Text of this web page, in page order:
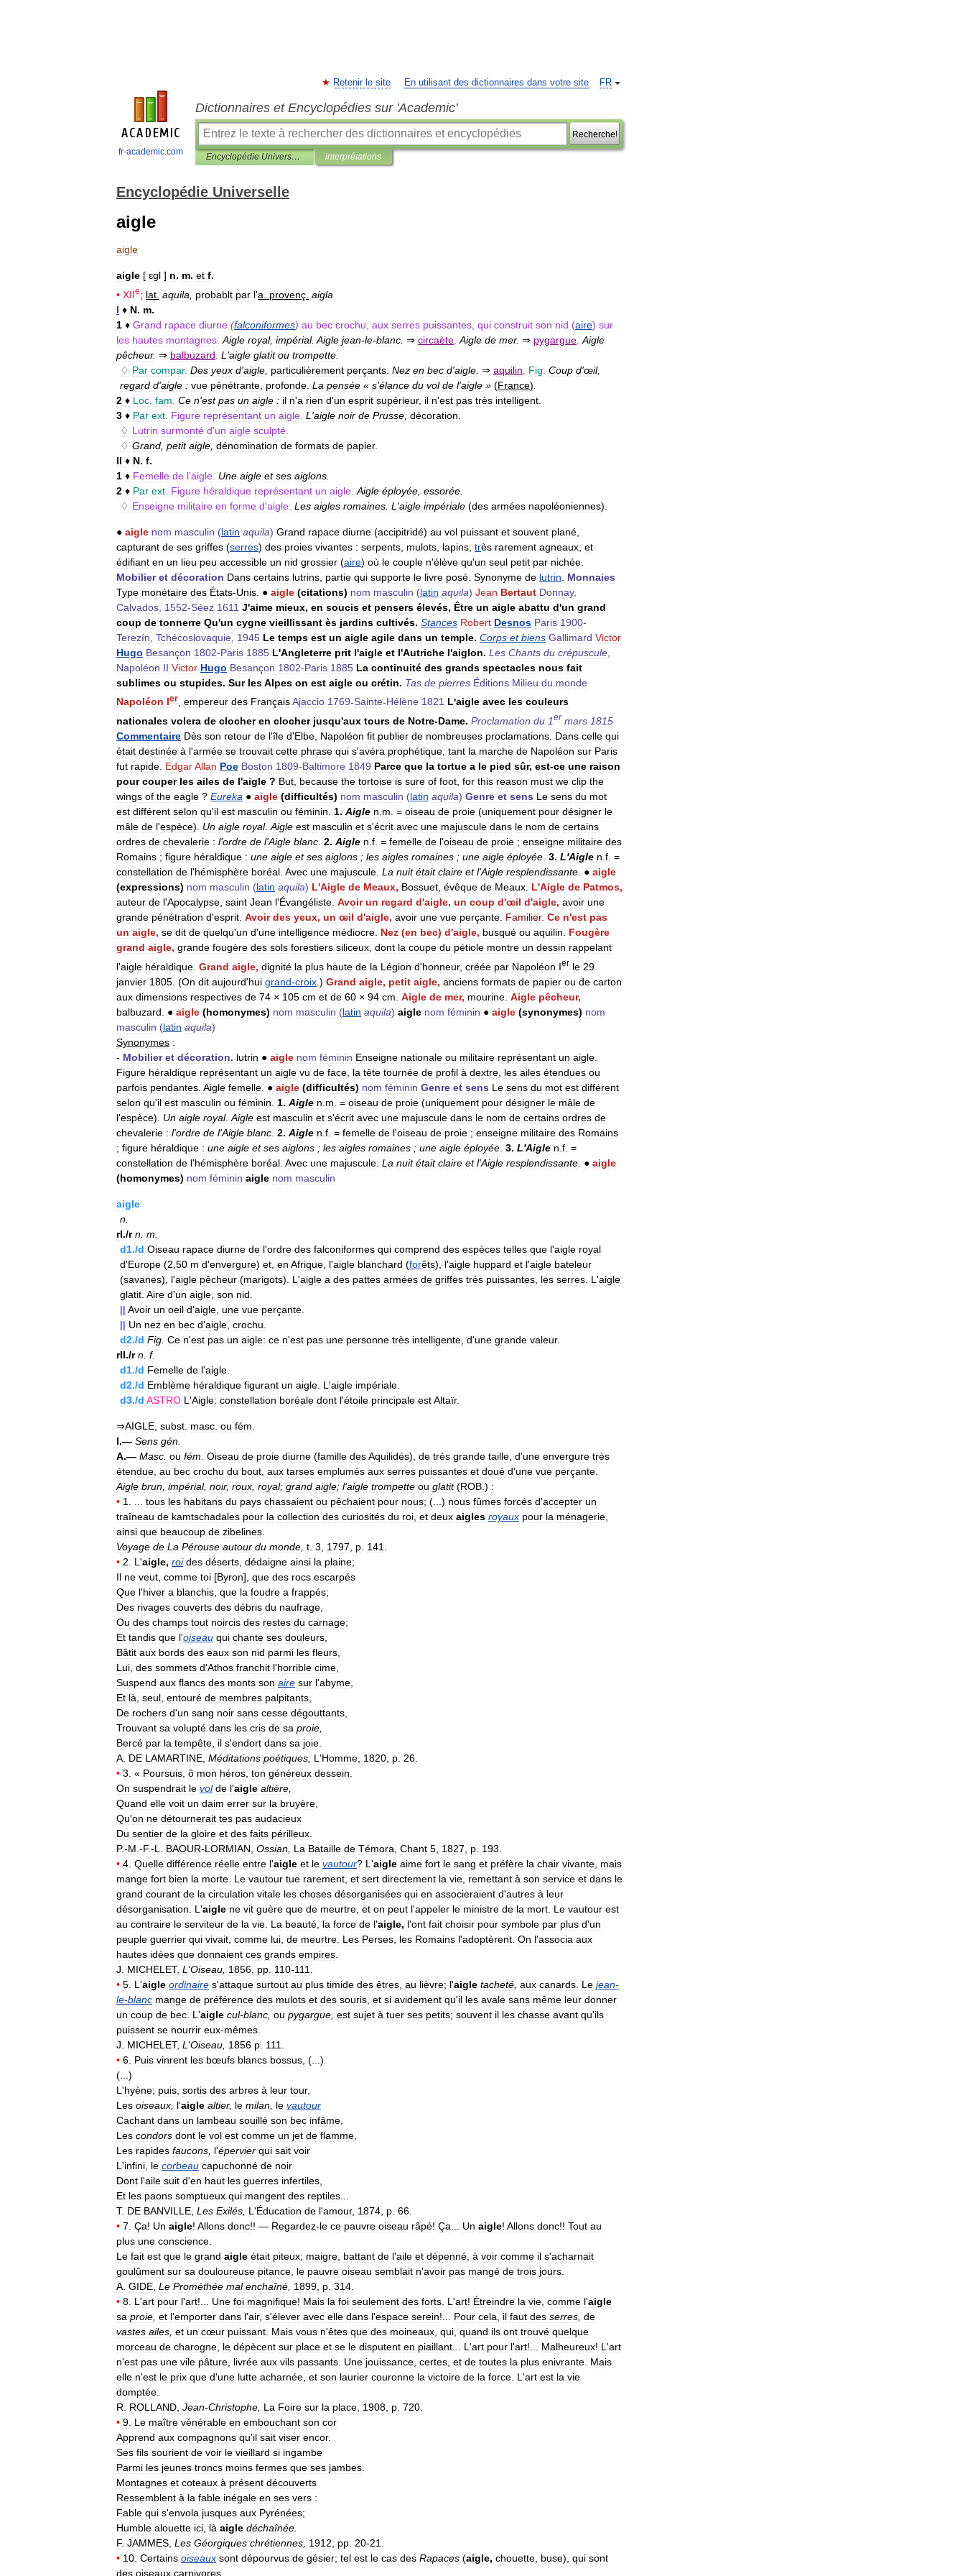
fr-academic.com
FR
Retenir le site En utilisant des dictionnaires dans votre site
Dictionnaires et Encyclopédies sur 'Academic'
Recherche!
Encyclopédie Universelle interprétations
Encyclopédie Universelle
aigle
aigle
aigle [ ɛgl ] n. m. et f.
• XIIe; lat aquila probablt par l'a provenç aigla
I ♦ N. m.
1 ♦ Grand rapace diurne (falconiformes) au bec crochu aux serres puissantes qui construit son nid (aire) sur
les hautes montagnes Aigle royal, impérial. Aigle jean-le-blanc ⇒ circaète Aigle de mer. ⇒ pygargue Aigle
pêcheur. ⇒ balbuzard L 'aigle glatit ou trompette
♢ Par compar. Des yeux d'aigle particulièrement perçants Nez en bec d'aigle ⇒ aquilin Fig Coup d'œil,
regard d'aigle : vue pénétrante profonde La pensée « s'élance du vol de l'aigle » (France)
2 ♦ Loc fam Ce n'est pas un aigle : il n'a rien d'un esprit supérieur, il n'est pas très intelligent
3 ♦ Par ext Figure représentant un aigle L 'aigle noir de Prusse décoration
♢ Lutrin surmonté d'un aigle sculpté
♢ Grand petit aigle dénomination de formats de papier.
II ♦ N. f.
1 ♦ Femelle de l'aigle Une aigle et ses aiglons
2 ♦ Par ext Figure héraldique représentant un aigle Aigle éployée essorée
♢ Enseigne militaire en forme d'aigle Les aigles romaines L 'aigle impériale (des armées napoléoniennes).
● aigle nom masculin (latin aquila) Grand rapace diurne (accipitridé) au vol puissant et souvent plané
capturant de ses griffes (serres) des proies vivantes : serpents mulots lapins très rarement agneaux et
édifiant en un lieu peu accessible un nid grossier (aire) où le couple n'élève qu'un seul petit par nichée
Mobilier et décoration Dans certains lutrins partie qui supporte le livre posé Synonyme de lutrin
Monnaies
Type monétaire des États-Unis ● aigle (citations) nom masculin (latin aquila) Jean Bertaut Donnay,
Calvados 1552-Séez 1611 J'aime mieux, en soucis et pensers élevés, Être un aigle abattu d'un grand
coup de tonnerre Qu'un cygne vieillissant ès jardins cultivés. Stances Robert Desnos Paris 1900-
Terezín Tchécoslovaquie 1945 Le temps est un aigle agile dans un temple. Corps et biens Gallimard Victor
Hugo Besançon 1802-Paris 1885 L'Angleterre prit l'aigle et l'Autriche l'aiglon. Les Chants du crépuscule
Napoléon II Victor Hugo Besançon 1802-Paris 1885 La continuité des grands spectacles nous fait
sublimes ou stupides. Sur lesAlpes on est aigle ou crétin. Tas de pierres Éditions Milieu du monde
Napoléon Ier empereur des FrançaisAjaccio 1769-Sainte-Hélène 1821 L'aigle avec les couleurs
nationales volera de clocher en clocher jusqu'aux tours de Notre-Dame. Proclamation du 1er mars 1815
Commentaire Dès son retour de l'île d'Elbe Napoléon fit publier de nombreuses proclamations Dans celle qui
était destinée à l'armée se trouvait cette phrase qui s'avéra prophétique tant la marche de Napoléon sur Paris
fut rapide EdgarAllan Poe Boston 1809-Baltimore 1849 Parce que la tortue a le pied sûr, est-ce une raison
pour couper les ailes de l'aigle ? But because the tortoise is sure of foot for this reason must we clip the
wings of the eagle ? Eureka ● aigle (difficultés) nom masculin (latin aquila) Genre et sens Le sens du mot
est différent selon qu'il est masculin ou féminin 1. Aigle n m . = oiseau de proie (uniquement pour désigner le
mâle de l'espèce). Un aigle royal. Aigle est masculin et s'écrit avec une majuscule dans le nom de certains
ordres de chevalerie : l'ordre de l'Aigle blanc 2. Aigle n f . = femelle de l'oiseau de proie ; enseigne militaire des
Romains ; figure héraldique : une aigle et ses aiglons ; les aigles romaines ; une aigle éployée 3. L'Aigle n f . =
constellation de l'hémisphère boréal Avec une majuscule La nuit était claire et l'Aigle resplendissante ● aigle
(expressions) nom masculin (latin aquila) L'Aigle de Meaux, Bossuet évêque de Meaux L'Aigle de Patmos,
auteur de l'Apocalypse saint Jean l'Évangéliste Avoir un regard d'aigle, un coup d'œil d'aigle, avoir une
grande pénétration d'esprit Avoir des yeux, un œil d'aigle, avoir une vue perçante Familier. Ce n'est pas
un aigle, se dit de quelqu'un d'une intelligence médiocre Nez (en bec) d'aigle, busqué ou aquilin
Fougère
grand aigle, grande fougère des sols forestiers siliceux dont la coupe du pétiole montre un dessin rappelant
l'aigle héraldique Grand aigle, dignité la plus haute de la Légion d'honneur, créée par Napoléon Ier le 29
janvier 1805 . (On dit aujourd'hui grand-croix .) Grand aigle, petit aigle, anciens formats de papier ou de carton
aux dimensions respectives de 74 × 105 cm et de 60 × 94 cm Aigle de mer, mourine Aigle pêcheur,
balbuzard
● aigle (homonymes) nom masculin (latin aquila) aigle nom féminin ● aigle (synonymes) nom
masculin (latin aquila)
Synonymes :
- Mobilier et décoration. lutrin ● aigle nom féminin Enseigne nationale ou militaire représentant un aigle
Figure héraldique représentant un aigle vu de face la tête tournée de profil à dextre les ailes étendues ou
parfois pendantes Aigle femelle ● aigle (difficultés) nom féminin Genre et sens Le sens du mot est différent
selon qu'il est masculin ou féminin 1. Aigle n m . = oiseau de proie (uniquement pour désigner le mâle de
l'espèce). Un aigle royal. Aigle est masculin et s'écrit avec une majuscule dans le nom de certains ordres de
chevalerie : l'ordre de l'Aigle blanc 2. Aigle n f . = femelle de l'oiseau de proie ; enseigne militaire des Romains
; figure héraldique : une aigle et ses aiglons ; les aigles romaines ; une aigle éployée 3. L'Aigle n f . =
constellation de l'hémisphère boréal Avec une majuscule La nuit était claire et l'Aigle resplendissante ● aigle
(homonymes) nom féminin aigle nom masculin
aigle
n
rI./r n m
d1./d Oiseau rapace diurne de l'ordre des falconiformes qui comprend des espèces telles que l'aigle royal
d'Europe (2 50 m d'envergure) et en Afrique l'aigle blanchard (forêts), l'aigle huppard et l'aigle bateleur
(savanes), l'aigle pêcheur (marigots). L 'aigle a des pattes armées de griffes très puissantes les serres L 'aigle
glatit Aire d'un aigle son nid
|| Avoir un oeil d'aigle une vue perçante
|| Un nez en bec d'aigle crochu
d2./d Fig Ce n'est pas un aigle: ce n'est pas une personne très intelligente d'une grande valeur.
rII./r n f.
d1./d Femelle de l'aigle
d2./d Emblème héraldique figurant un aigle L 'aigle impériale
d3./d ASTRO L 'Aigle: constellation boréale dont l'étoile principale estAltaïr.
⇒AIGLE subst masc ou fém
I.— Sens gén
A.— Masc ou fém Oiseau de proie diurne (famille desAquilidés), de très grande taille d'une envergure très
étendue au bec crochu du bout aux tarses emplumés aux serres puissantes et doué d'une vue perçante
Aigle brun impérial, noir, roux royal; grand aigle; l'aigle trompette ou glatit(ROB .) :
• 1 tous les habitans du pays chassaient ou pêchaient pour nous; (...) nous fûmes forcés d'accepter un
traîneau de kamtschadales pour la collection des curiosités du roi et deux aigles royaux pour la ménagerie
ainsi que beaucoup de zibelines
Voyage de La Pérouse autour du monde t 3 1797 p 141
• 2 L 'aigle, roi des déserts dédaigne ainsi la plaine;
Il ne veut comme toi [Byron], que des rocs escarpés
Que l'hiver a blanchis que la foudre a frappés;
Des rivages couverts des débris du naufrage
Ou des champs tout noircis des restes du carnage;
Et tandis que l'oiseau qui chante ses douleurs
Bâtit aux bords des eaux son nid parmi les fleurs
Lui des sommets d'Athos franchit l'horrible cime
Suspend aux flancs des monts son aire sur l'abyme
Et là seul entouré de membres palpitants
De rochers d'un sang noir sans cesse dégouttants
Trouvant sa volupté dans les cris de sa proie
Bercé par la tempête il s'endort dans sa joie
A DE LAMARTINE Méditations poétiques L 'Homme 1820 p 26
• 3 . « Poursuis ô mon héros ton généreux dessein
On suspendrait le vol de l'aigle altière
Quand elle voit un daim errer sur la bruyère
Qu'on ne détournerait tes pas audacieux
Du sentier de la gloire et des faits périlleux
P.-M .-F.-L BAOUR-LORMIAN Ossian La Bataille de Témora Chant 5 1827 p 193
• 4 Quelle différence réelle entre l'aigle et le vautour? L 'aigle aime fort le sang et préfère la chair vivante mais
mange fort bien la morte Le vautour tue rarement et sert directement la vie remettant à son service et dans le
grand courant de la circulation vitale les choses désorganisées qui en associeraient d'autres à leur
désorganisation
L 'aigle ne vit guère que de meurtre et on peut l'appeler le ministre de la mort Le vautour est
au contraire le serviteur de la vie La beauté la force de l'aigle, l'ont fait choisir pour symbole par plus d'un
peuple guerrier qui vivait comme lui de meurtre Les Perses les Romains l'adoptèrent On l'associa aux
hautes idées que donnaient ces grands empires
J
MICHELET, L 'Oiseau 1856 pp 110-111
• 5 L 'aigle ordinaire s'attaque surtout au plus timide des êtres au lièvre; l'aigle tacheté aux canards Le jean-
le-blanc mange de préférence des mulots et des souris et si avidement qu'il les avale sans même leur donner
un coup de bec L 'aigle cul-blanc ou pygargue est sujet à tuer ses petits; souvent il les chasse avant qu'ils
puissent se nourrir eux-mêmes
J
MICHELET, L 'Oiseau 1856 p 111
• 6 Puis vinrent les bœufs blancs bossus , (...)
(...)
L 'hyène; puis sortis des arbres à leur tour,
Les oiseaux l'aigle altier, le milan le vautour
Cachant dans un lambeau souillé son bec infâme
Les condors dont le vol est comme un jet de flamme
Les rapides faucons l'épervier qui sait voir
L 'infini le corbeau capuchonné de noir
Dont l'aile suit d'en haut les guerres infertiles
Et les paons somptueux qui mangent des reptiles
T. DE BANVILLE Les Exilés L 'Éducation de l'amour, 1874 p 66
• 7 Ça! Un aigle! Allons donc!! — Regardez-le ce pauvre oiseau râpé! Ça Un aigle! Allons donc!! Tout au
plus une conscience
Le fait est que le grand aigle était piteux; maigre battant de l'aile et dépenné à voir comme il s'acharnait
goulûment sur sa douloureuse pitance le pauvre oiseau semblait n'avoir pas mangé de trois jours
A GIDE Le Prométhée mal enchaîné 1899 p 314
• 8 L 'art pour l'art!... Une foi magnifique! Mais la foi seulement des forts L 'art! Étreindre la vie comme l'aigle
sa proie et l'emporter dans l'air, s'élever avec elle dans l'espace serein!... Pour cela il faut des serres de
vastes ailes et un cœur puissant Mais vous n'êtes que des moineaux qui quand ils ont trouvé quelque
morceau de charogne le dépècent sur place et se le disputent en piaillant L 'art pour l'art!... Malheureux! L 'art
n'est pas une vile pâture livrée aux vils passants Une jouissance certes et de toutes la plus enivrante Mais
elle n'est le prix que d'une lutte acharnée et son laurier couronne la victoire de la force L 'art est la vie
domptée
R
ROLLAND Jean-Christophe La Foire sur la place 1908 p 720
• 9 Le maître vénérable en embouchant son cor
Apprend aux compagnons qu'il sait viser encor.
Ses fils sourient de voir le vieillard si ingambe
Parmi les jeunes troncs moins fermes que ses jambes
Montagnes et coteaux à présent découverts
Ressemblent à la fable inégale en ses vers :
Fable qui s'envola jusques aux Pyrénées;
Humble alouette ici là aigle déchaînée
F. JAMMES Les Géorgiques chrétiennes 1912 pp 20-21
• 10 Certains oiseaux sont dépourvus de gésier; tel est le cas des Rapaces (aigle, chouette buse), qui sont
des oiseaux carnivores